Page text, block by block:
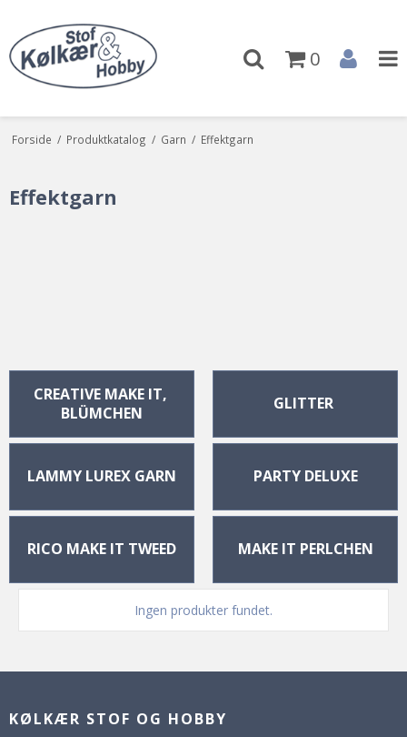
0
Forside / Produktkatalog / Garn / Effektgarn
Effektgarn
CREATIVE MAKE IT,
BLÜMCHEN
GLITTER
LAMMY LUREX GARN PARTY DELUXE
RICO MAKE IT TWEED MAKE IT PERLCHEN
Ingen produkter fundet.
KØLKÆR STOF OG HOBBY